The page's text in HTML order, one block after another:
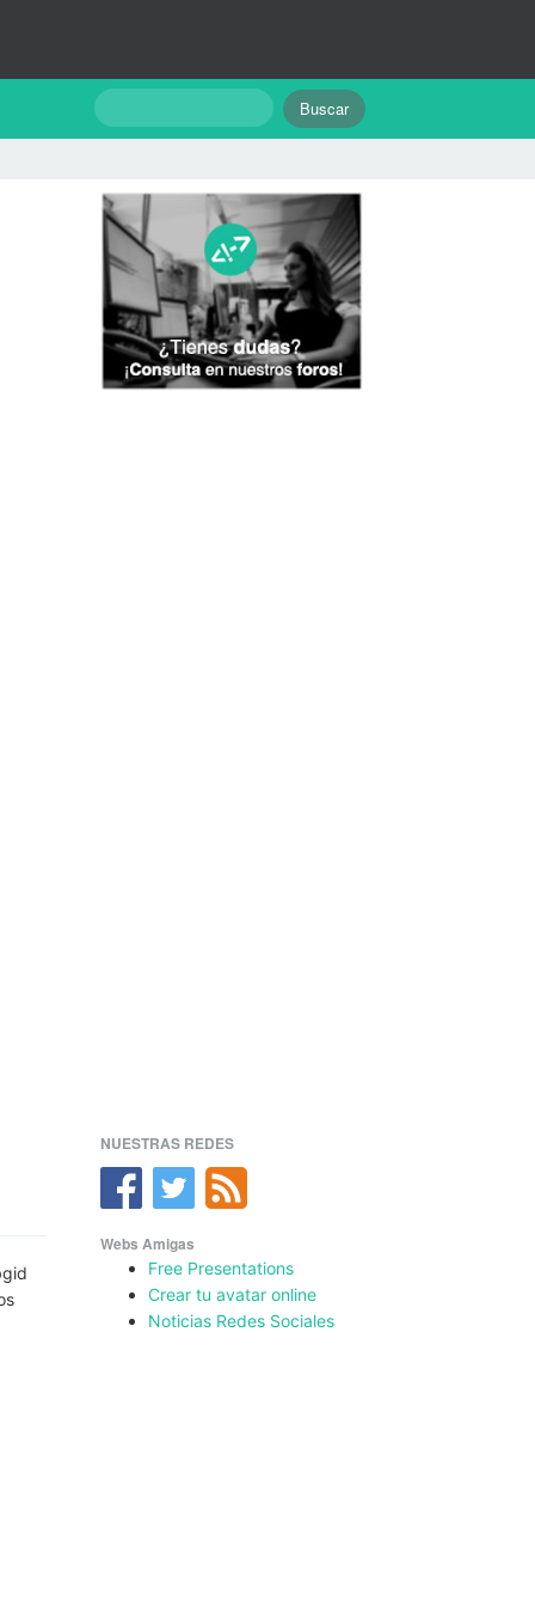
NUESTRAS REDES
Webs Amigas
Free Presentations
Crear tu avatar online
Noticias Redes Sociales